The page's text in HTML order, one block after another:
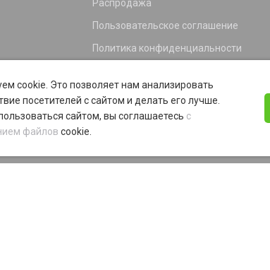
Распродажа
Пользовательское соглашение
Политика конфиденциальности
Программа лояльности
cookie. Это позволяет нам анализировать
посетителей с сайтом и делать его лучше.
сайтом, вы соглашаетесь с
файлов cookie.